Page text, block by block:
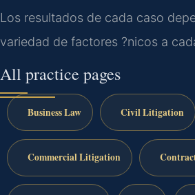
Los resultados de cada caso
variedad de factores ?nicos a
All practice pages
Business Law Civil Litigation
Commercial Litigation